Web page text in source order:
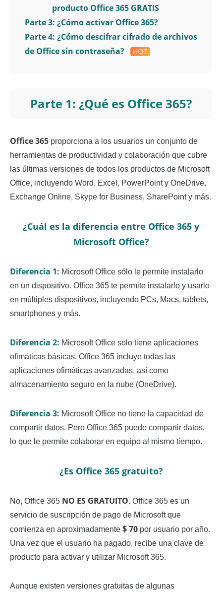
producto Office 365 GRATIS
Parte 3: ¿Cómo activar Office 365?
Parte 4: ¿Cómo descifrar cifrado de archivos
de Office sin contraseña?
Parte 1: ¿Qué es Office 365?
Office 365 proporciona a los usuarios un conjunto de
herramientas de productividad y colaboración que cubre
las últimas versiones de todos los productos de Microsoft
Office, incluyendo Word, Excel, PowerPoint y OneDrive,
Exchange Online, Skype for Business, SharePoint y más.
¿Cuál es la diferencia entre Office 365 y
Microsoft Office?
Diferencia 1: Microsoft Office sólo le permite instalarlo
en un dispositivo. Office 365 te permite instalarlo y usarlo
en múltiples dispositivos, incluyendo PCs, Macs, tablets,
smartphones y más.
Diferencia 2: Microsoft Office solo tiene aplicaciones
ofimáticas básicas. Office 365 incluye todas las
aplicaciones ofimáticas avanzadas, así como
almacenamiento seguro en la nube (OneDrive).
Diferencia 3: Microsoft Office no tiene la capacidad de
compartir datos. Pero Office 365 puede compartir datos,
lo que le permite colaborar en equipo al mismo tiempo.
¿Es Office 365 gratuito?
No, Office 365 NO ES GRATUITO. Office 365 es un
servicio de suscripción de pago de Microsoft que
comienza en aproximadamente $ 70 por usuario por año.
Una vez que el usuario ha pagado, recibe una clave de
producto para activar y utilizar Microsoft 365.
Aunque existen versiones gratuitas de algunas